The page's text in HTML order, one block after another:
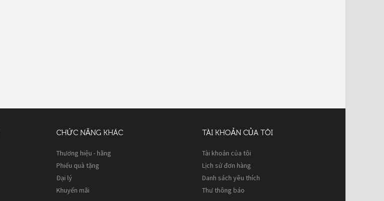
CHỨC NĂNG KHÁC
Thương hiệu - hãng
Phiếu quà tặng
Đại lý
Khuyến mãi
TÀI KHOẢN CỦA TÔI
Tài khoản của tôi
Lịch sử đơn hàng
Danh sách yêu thích
Thư thông báo